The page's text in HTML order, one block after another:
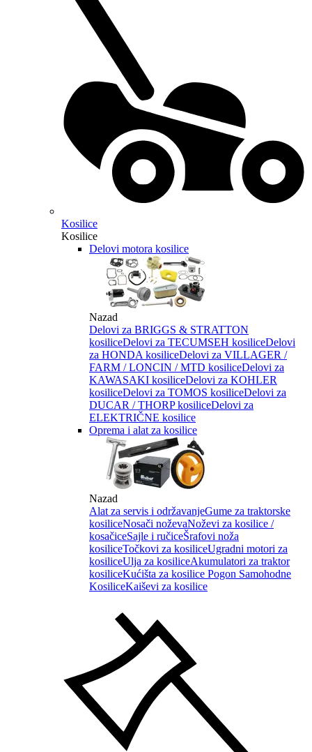
Kosilice
Kosilice
Delovi motora kosilice
Nazad
Delovi za BRIGGS & STRATTON
kosiliceDelovi za TECUMSEH kosiliceDelovi
za HONDA kosiliceDelovi za VILLAGER /
FARM / LONCIN / MTD kosiliceDelovi za
KAWASAKI kosiliceDelovi za KOHLER
kosiliceDelovi za TOMOS kosiliceDelovi za
DUCAR / THORP kosiliceDelovi za
ELEKTRIČNE kosilice
Oprema i alat za kosilice
Nazad
Alat za servis i održavanjeGume za traktorske
kosiliceNosači noževaNoževi za kosilice /
kosačiceSajle i ručiceŠrafovi noža
kosiliceTočkovi za kosiliceUgradni motori za
kosiliceUlja za kosiliceAkumulatori za traktor
kosiliceKućišta za kosilice Pogon Samohodne
KosiliceKaiševi za kosilice